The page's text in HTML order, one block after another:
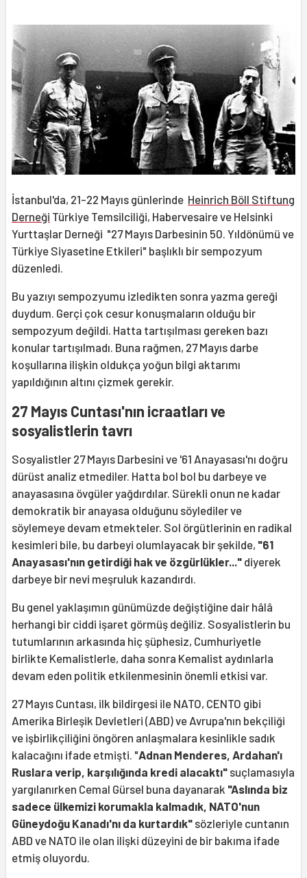
İstanbul'da, 21-22 Mayıs günlerinde Heinrich Böll Stiftung
Derneği Türkiye Temsilciliği, Habervesaire ve Helsinki
Yurttaşlar Derneği "27 Mayıs Darbesinin 50. Yıldönümü ve
Türkiye Siyasetine Etkileri" başlıklı bir sempozyum
düzenledi.
Bu yazıyı sempozyumu izledikten sonra yazma gereği
duydum. Gerçi çok cesur konuşmaların olduğu bir
sempozyum değildi. Hatta tartışılması gereken bazı
konular tartışılmadı. Buna rağmen, 27 Mayıs darbe
koşullarına ilişkin oldukça yoğun bilgi aktarımı
yapıldığının altını çizmek gerekir.
27 Mayıs Cuntası'nın icraatları ve
sosyalistlerin tavrı
Sosyalistler 27 Mayıs Darbesini ve '61 Anayasası'nı doğru
dürüst analiz etmediler. Hatta bol bol bu darbeye ve
anayasasına övgüler yağdırdılar. Sürekli onun ne kadar
demokratik bir anayasa olduğunu söylediler ve
söylemeye devam etmekteler. Sol örgütlerinin en radikal
kesimleri bile, bu darbeyi olumlayacak bir şekilde, "61
Anayasası'nın getirdiği hak ve özgürlükler..." diyerek
darbeye bir nevi meşruluk kazandırdı.
Bu genel yaklaşımın günümüzde değiştiğine dair hâlâ
herhangi bir ciddi işaret görmüş değiliz. Sosyalistlerin bu
tutumlarının arkasında hiç şüphesiz, Cumhuriyetle
birlikte Kemalistlerle, daha sonra Kemalist aydınlarla
devam eden politik etkilenmesinin önemli etkisi var.
27 Mayıs Cuntası, ilk bildirgesi ile NATO, CENTO gibi
Amerika Birleşik Devletleri (ABD) ve Avrupa'nın bekçiliği
ve işbirlikçiliğini öngören anlaşmalara kesinlikle sadık
kalacağını ifade etmişti. "Adnan Menderes, Ardahan'ı
Ruslara verip, karşılığında kredi alacaktı" suçlamasıyla
yargılanırken Cemal Gürsel buna dayanarak "Aslında biz
sadece ülkemizi korumakla kalmadık, NATO'nun
Güneydoğu Kanadı'nı da kurtardık" sözleriyle cuntanın
ABD ve NATO ile olan ilişki düzeyini de bir bakıma ifade
etmiş oluyordu.